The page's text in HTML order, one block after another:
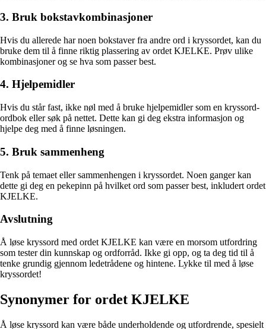
3. Bruk bokstavkombinasjoner
Hvis du allerede har noen bokstaver fra andre ord i kryssordet, kan du
bruke dem til å finne riktig plassering av ordet KJELKE. Prøv ulike
kombinasjoner og se hva som passer best.
4. Hjelpemidler
Hvis du står fast, ikke nøl med å bruke hjelpemidler som en kryssord-
ordbok eller søk på nettet. Dette kan gi deg ekstra informasjon og
hjelpe deg med å finne løsningen.
5. Bruk sammenheng
Tenk på temaet eller sammenhengen i kryssordet. Noen ganger kan
dette gi deg en pekepinn på hvilket ord som passer best, inkludert ordet
KJELKE.
Avslutning
Å løse kryssord med ordet KJELKE kan være en morsom utfordring
som tester din kunnskap og ordforråd. Ikke gi opp, og ta deg tid til å
tenke grundig gjennom ledetrådene og hintene. Lykke til med å løse
kryssordet!
Synonymer for ordet KJELKE
Å løse kryssord kan være både underholdende og utfordrende, spesielt